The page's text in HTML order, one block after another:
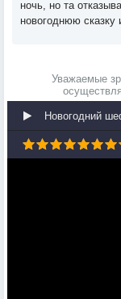
ночь, но та
новогоднюю сказку
Уважаемые
Новогодний